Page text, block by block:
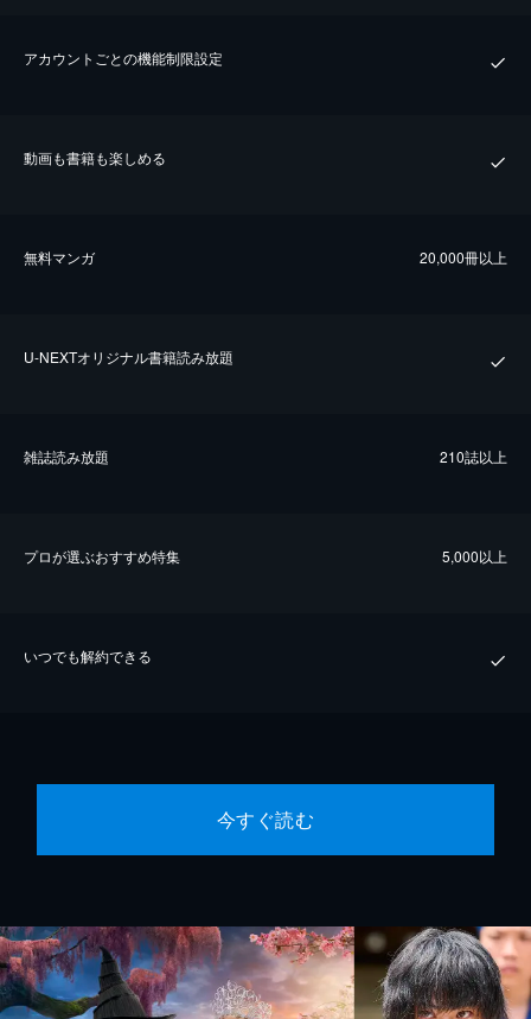
アカウントごとの機能制限設定
動画も書籍も楽しめる
無料マンガ 20,000冊以上
U-NEXTオリジナル書籍読み放題
雑誌読み放題 210誌以上
プロが選ぶおすすめ特集 5,000以上
いつでも解約できる
今すぐ読む